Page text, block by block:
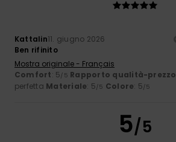
Kattalin11. giugno 2026
Ben rifinito
Mostra originale - Français
Comfort: 5/5 Rapporto qualità-prezzo
perfetta Materiale: 5/5 Colore: 5/5
5/5